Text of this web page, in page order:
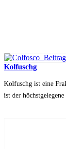
Kolfuschg
Kolfuschg ist eine
ist der